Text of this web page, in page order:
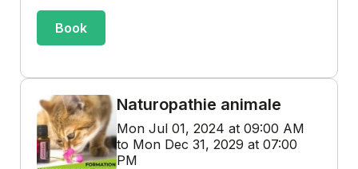
Book
Naturopathie animale
Mon Jul 01, 2024 at 09:00 AM
to Mon Dec 31, 2029 at 07:00
PM